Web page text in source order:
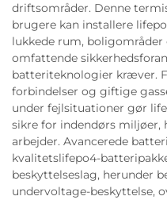
driftsområder. Denne
brugere kan installere
lukkede rum,
omfattende
batteriteknologier kræver.
forbindelser og giftige
under fejlsituationer gør
sikre for indendørs miljøer,
arbejder. Avancerede
kvalitetslifepo4-
beskyttelseslag, herunder
undervoltage-beskyttelse,